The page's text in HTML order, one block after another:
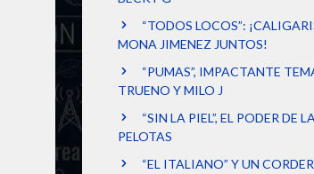
“TODOS LOCOS”:
MONA JIMENEZ JUNTOS!
“PUMAS”, IMPACTANTE
TRUENO Y MILO J
“SIN LA PIEL”, EL PODER DE
PELOTAS
“EL ITALIANO” Y UN